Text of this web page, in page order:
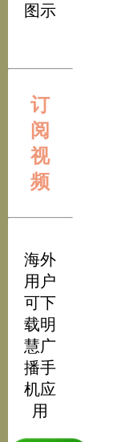
图示
订
阅
视
频
海外
用户
可下
载明
慧广
播手
机应
用